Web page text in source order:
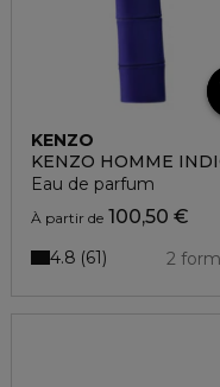
KENZO
KENZO HOMME
Eau de parfum
À partir de 100,50 €
2
4.8 61